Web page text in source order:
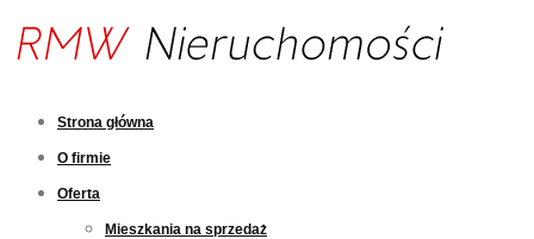
Strona główna
O firmie
Oferta
Mieszkania na sprzedaż